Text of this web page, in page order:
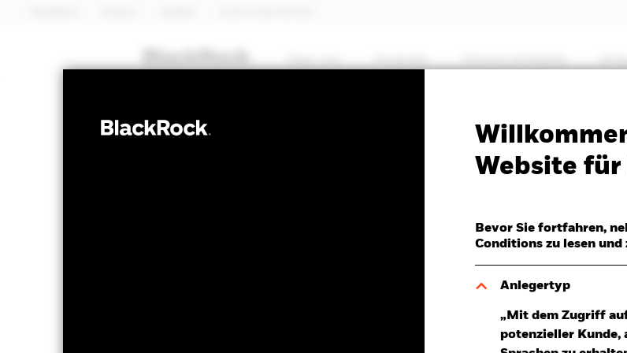
Website
Bevor Sie fortfahren,
Conditions zu lesen und
Anlegertyp
„Mit dem Zugriff
potenzieller Kunde,
ANLEIHEN
BGF Euro High Yield Fixed
EUR 0,01 (0,09%)